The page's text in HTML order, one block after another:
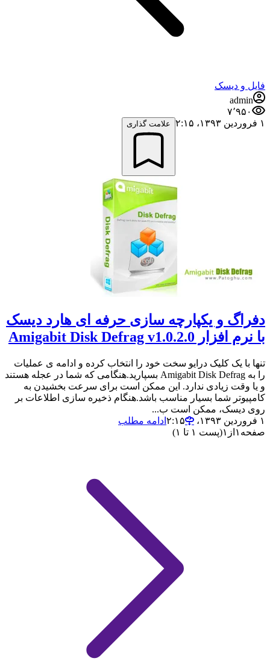
فایل و دیسک
admin
۷٬۹۵۰
۱ فروردین ۱۳۹۳،‏ ۲:۱۵
علامت گذاری
دفراگ و یکپارچه سازی حرفه ای هارد دیسک
با نرم افزار Amigabit Disk Defrag v1.0.2.0
تنها با یک کلیک درایو سخت خود را انتخاب کرده و ادامه ی عملیات
را به Amigabit Disk Defrag بسپارید.هنگامی که شما در عجله هستند
و یا وقت زیادی ندارد. این ممکن است برای سرعت بخشیدن به
کامپیوتر شما بسیار مناسب باشد.هنگام ذخیره سازی اطلاعات بر
روی دیسک، ممکن است ب...
۱ فروردین ۱۳۹۳،‏ ۲:۱۵
ادامه مطلب
صفحه ۱ از ۱(پست ۱ تا ۱)